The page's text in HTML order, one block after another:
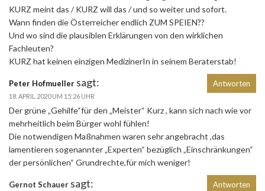
KURZ meint das / KURZ will das / und so weiter und sofort.
Wann finden die Österreicher endlich ZUM SPEIEN??
Und wo sind die plausiblen Erklärungen von den wirklichen
Fachleuten?
KURZ hat keinen einzigen MedizinerIn in seinem Beraterstab!
Peter Hofmueller sagt:
18. APRIL 2020 UM 15:26 UHR
Der grüne „Gehilfe“für den „Meister“ Kurz , kann sich nach wie vor
mehrheitlich beim Bürger wohl fühlen!
Die notwendigen Maßnahmen waren sehr angebracht ,das
lamentieren sogenannter „Experten“ bezüglich „Einschränkungen“
der persönlichen“ Grundrechte,für mich weniger!
Antworten
Gernot Schauer sagt: Antworten